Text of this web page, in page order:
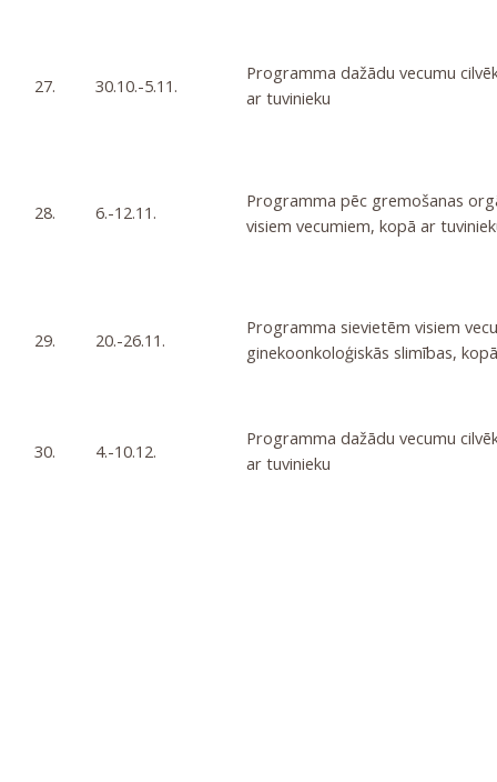
27. 30.10.-5.11.
Programma dažādu vecumu
ar tuvinieku
28. 6.-12.11.
Programma pēc gremošanas
visiem vecumiem, kopā ar
29. 20.-26.11.
Programma sievietēm visiem
ginekoonkoloģiskās slimības,
30. 4.-10.12.
Programma dažādu vecumu
ar tuvinieku